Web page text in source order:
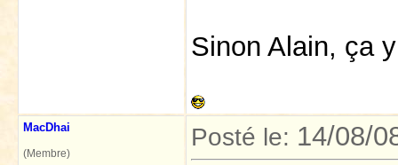
Sinon Alain, ça
MacDhai
(Membre)
Posté le: 14/08/